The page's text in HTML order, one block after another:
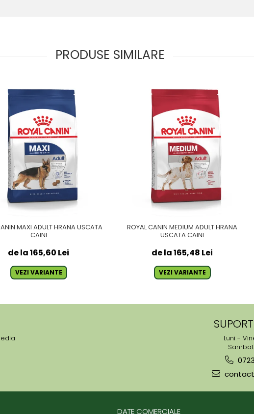
PRODUSE SIMILARE
MAXI ADULT HRANA USCATA
CAINI
de la 165,60 Lei
VEZI VARIANTE
ROYAL CANIN MEDIUM ADULT HRANA
USCATA CAINI
de la 165,48 Lei
VEZI VARIANTE
Luni -
DATE COMERCIALE